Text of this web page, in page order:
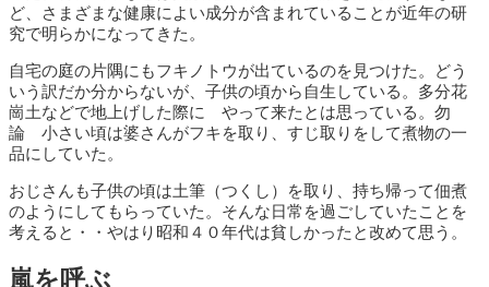
ど、さまざまな健康によい成分が含まれていることが近年の研
究で明らかになってきた。
自宅の庭の片隅にもフキノトウが出ているのを見つけた。どう
いう訳だか分からないが、子供の頃から自生している。多分花
崗土などで地上げした際に やって来たとは思っている。勿
論 小さい頃は婆さんがフキを取り、すじ取りをして煮物の一
品にしていた。
おじさんも子供の頃は土筆（つくし）を取り、持ち帰って佃煮
のようにしてもらっていた。そんな日常を過ごしていたことを
考えると・・やはり昭和４０年代は貧しかったと改めて思う。
嵐を呼ぶ